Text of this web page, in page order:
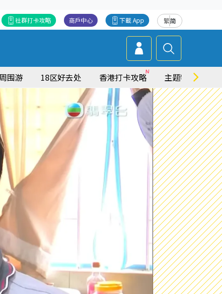
繁简
下載 App
商戶中心
社群打卡攻略
围游 18区好去处 香港打卡攻略 主题特集